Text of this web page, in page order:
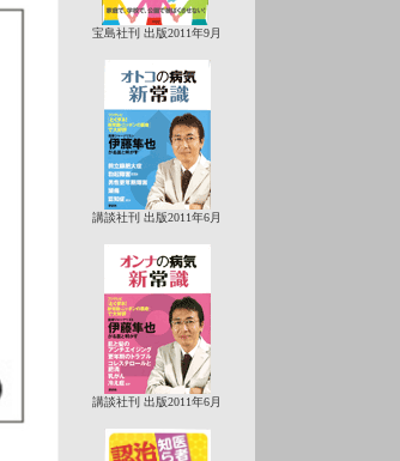
宝島社刊 出版2011年9月
講談社刊 出版2011年6月
講談社刊 出版2011年6月